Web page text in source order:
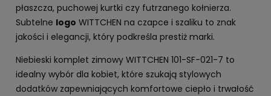
płaszcza, puchowej kurtki czy futrzanego kołnierza.
Subtelne logo WITTCHEN na czapce i szaliku to znak
jakości i elegancji, który podkreśla prestiż marki.
Niebieski komplet zimowy WITTCHEN 101-SF-021-7 to
idealny wybór dla kobiet, które szukają stylowych
dodatków zapewniających komfortowe ciepło i trwałość